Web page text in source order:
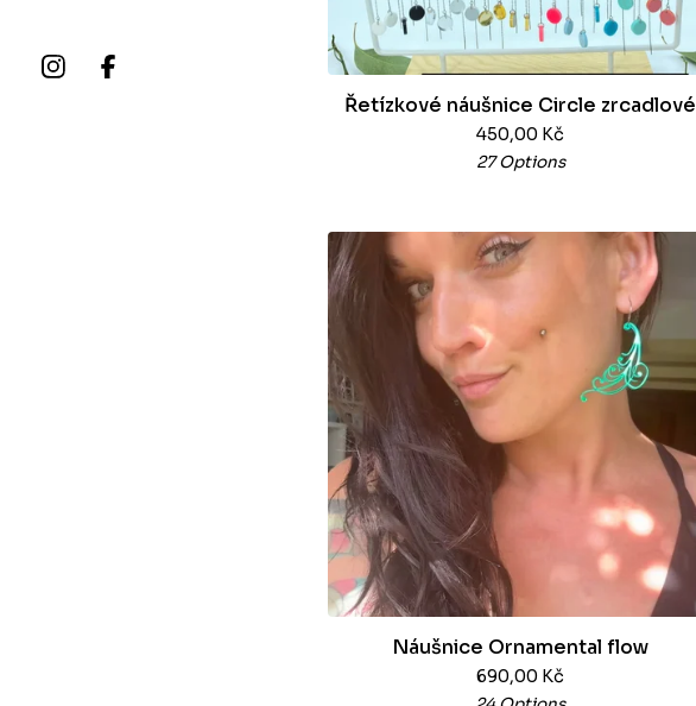
Řetízkové náušnice Circle zrcadlové
450,00 Kč
27 Options
Náušnice Ornamental flow
690,00 Kč